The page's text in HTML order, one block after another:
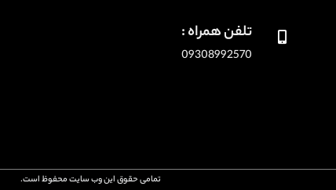
تلفن همراه :
09308992570
تمامی حقوق این وب سایت محفوظ است.